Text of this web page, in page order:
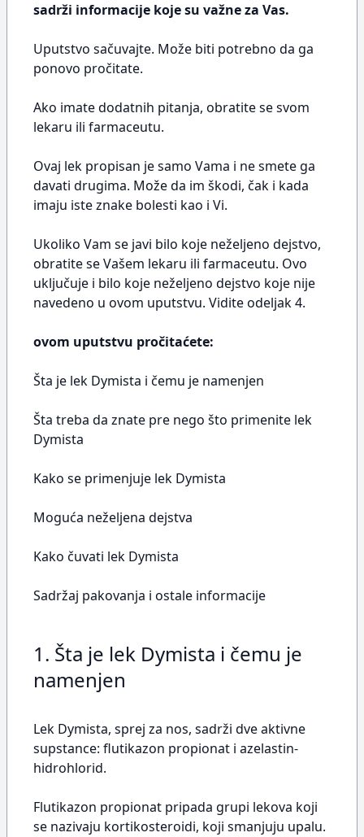
sadrži informacije koje su važne za Vas.
Uputstvo sačuvajte. Može biti potrebno da ga
ponovo pročitate.
Ako imate dodatnih pitanja, obratite se svom
lekaru ili farmaceutu.
Ovaj lek propisan je samo Vama i ne smete ga
davati drugima. Može da im škodi, čak i kada
imaju iste znake bolesti kao i Vi.
Ukoliko Vam se javi bilo koje neželjeno dejstvo,
obratite se Vašem lekaru ili farmaceutu. Ovo
uključuje i bilo koje neželjeno dejstvo koje nije
navedeno u ovom uputstvu. Vidite odeljak 4.
ovom uputstvu pročitaćete:
Šta je lek Dymista i čemu je namenjen
Šta treba da znate pre nego što primenite lek
Dymista
Kako se primenjuje lek Dymista
Moguća neželjena dejstva
Kako čuvati lek Dymista
Sadržaj pakovanja i ostale informacije
1. Šta je lek Dymista i čemu je
namenjen
Lek Dymista, sprej za nos, sadrži dve aktivne
supstance: flutikazon propionat i azelastin-
hidrohlorid.
Flutikazon propionat pripada grupi lekova koji
se nazivaju kortikosteroidi, koji smanjuju upalu.